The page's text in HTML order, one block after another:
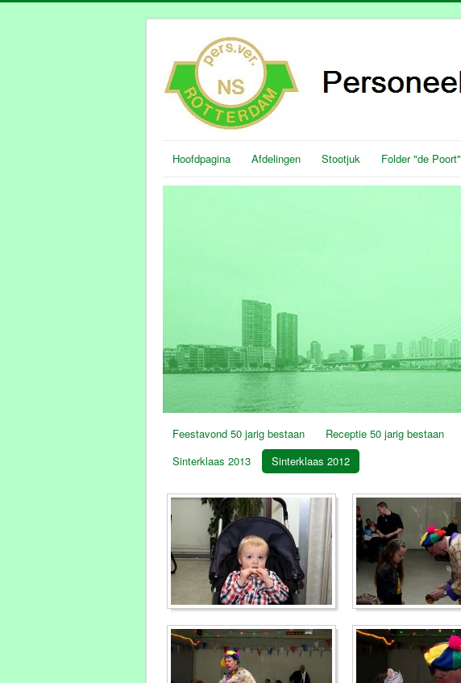
Hoofdpagina Afdelingen Stootjuk Folder "de Poort"
Feestavond 50 jarig bestaan Receptie 50 jarig bestaan
Sinterklaas 2013
Sinterklaas 2012